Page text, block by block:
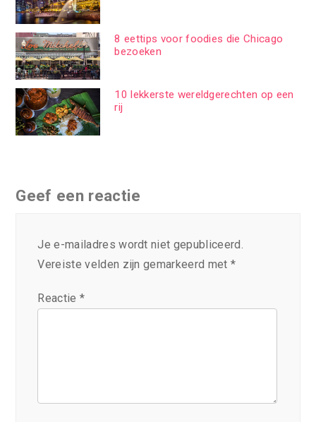
8 eettips voor foodies die Chicago
bezoeken
10 lekkerste wereldgerechten op een
rij
Geef een reactie
Je e-mailadres wordt niet gepubliceerd.
Vereiste velden zijn gemarkeerd met *
Reactie *